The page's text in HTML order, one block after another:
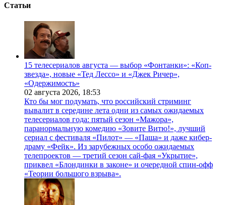
Статьи
15 телесериалов августа — выбор «Фонтанки»: «Коп-
звезда», новые «Тед Лессо» и «Джек Ричер»,
«Одержимость»
02 августа 2026, 18:53
Кто бы мог подумать, что российский стриминг
вывалит в середине лета одни из самых ожидаемых
телесериалов года: пятый сезон «Мажора»,
паранормальную комедию «Зовите Витю!», лучший
сериал с фестиваля «Пилот» — «Паша» и даже кибер-
драму «Фейк». Из зарубежных особо ожидаемых
телепроектов — третий сезон сай-фая «Укрытие»,
приквел «Блондинки в законе» и очередной спин-офф
«Теории большого взрыва».